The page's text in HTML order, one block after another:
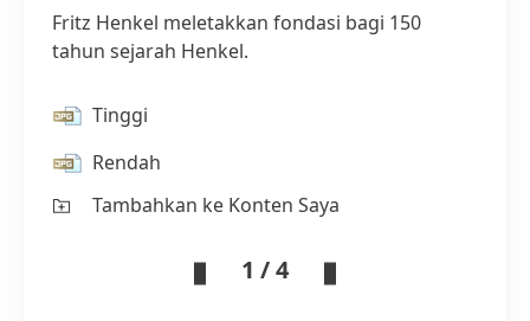
Fritz Henkel meletakkan fondasi bagi 150
tahun sejarah Henkel.
Tinggi
Rendah
Tambahkan ke Konten Saya
1 / 4